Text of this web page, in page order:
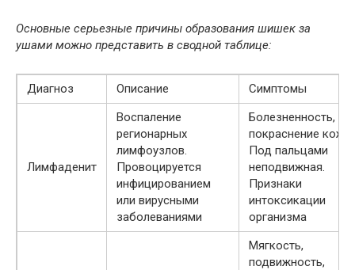
Основные серьезные причины образования шишек за
ушами можно представить в сводной таблице:
Диагноз Описание Симптомы
Лимфаденит
Воспаление
регионарных
лимфоузлов.
Провоцируется
инфицированием
или вирусными
заболеваниями
Болезненность,
покраснение кожи.
Под пальцами
неподвижная.
Признаки
интоксикации
организма
Мягкость,
подвижность,